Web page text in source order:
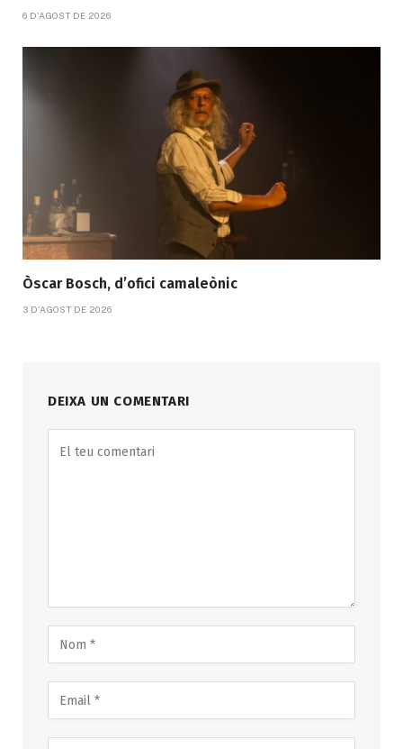
6 D'AGOST DE 2026
Òscar Bosch, d’ofici camaleònic
3 D'AGOST DE 2026
DEIXA UN COMENTARI